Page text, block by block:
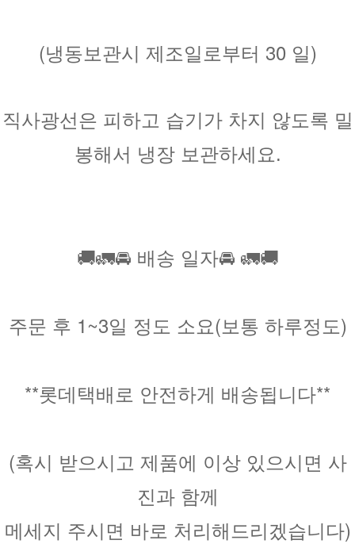
(냉동보관시 제조일로부터 30 일)
직사광선은 피하고 습기가 차지 않도록 밀
봉해서 냉장 보관하세요.
🚚🚛🚘 배송 일자🚘 🚛🚚
주문 후 1~3일 정도 소요(보통 하루정도)
**롯데택배로 안전하게 배송됩니다**
(혹시 받으시고 제품에 이상 있으시면 사
진과 함께
메세지 주시면 바로 처리해드리겠습니다)